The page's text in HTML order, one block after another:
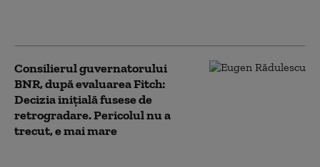
Consilierul guvernatorului
BNR, după evaluarea Fitch:
Decizia inițială fusese de
retrogradare. Pericolul nu a
trecut, e mai mare